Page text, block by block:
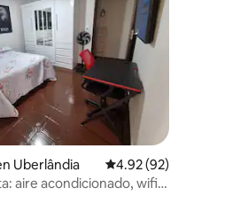
5, 109 reseñas
Uberlândia Calificación
4.92 (92)
aire acondicionado, wifi y